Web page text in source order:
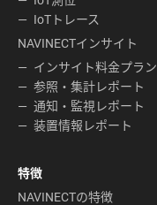
特徴
NAVINECTの特徴
IoTトレース
NAVINECTインサイト
インサイト料金プラン
参照・集計レポート
通知・監視レポート
装置情報レポート